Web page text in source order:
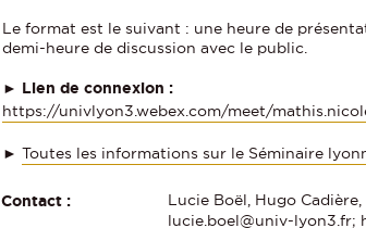
Le format est le suivant : une heure de
demi-heure de discussion avec le public.
► Lien de connexion :
https://univlyon3.webex.com/meet/
►Toutes les informations sur le Séminaire
Contact :
Lucie Boël, Hugo
lucie.boel@univ-lyon3.fr;